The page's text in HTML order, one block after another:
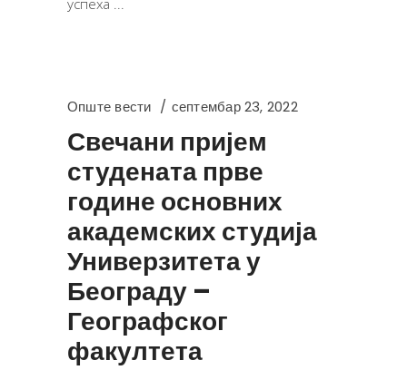
Опште вести септембар 23, 2022
Свечани пријем
студената прве
године основних
академских студија
Универзитета у
Београду –
Географског
факултета